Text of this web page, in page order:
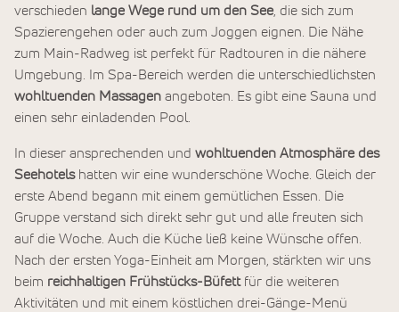
verschieden lange Wege rund um den See , die sich zum
Spazierengehen oder auch zum Joggen eignen. Die Nähe
zum Main-Radweg ist perfekt für Radtouren in die nähere
Umgebung. Im Spa-Bereich werden die unterschiedlichsten
wohltuenden Massagen angeboten. Es gibt eine Sauna und
einen sehr einladenden Pool.
In dieser ansprechenden und wohltuenden Atmosphäre des
Seehotelshatten wir eine wunderschöne Woche. Gleich der
erste Abend begann mit einem gemütlichen Essen. Die
Gruppe verstand sich direkt sehr gut und alle freuten sich
auf die Woche. Auch die Küche ließ keine Wünsche offen.
Nach der ersten Yoga-Einheit am Morgen, stärkten wir uns
beim reichhaltigen Frühstücks-Büfettfür die weiteren
Aktivitäten und mit einem köstlichen drei-Gänge-Menü